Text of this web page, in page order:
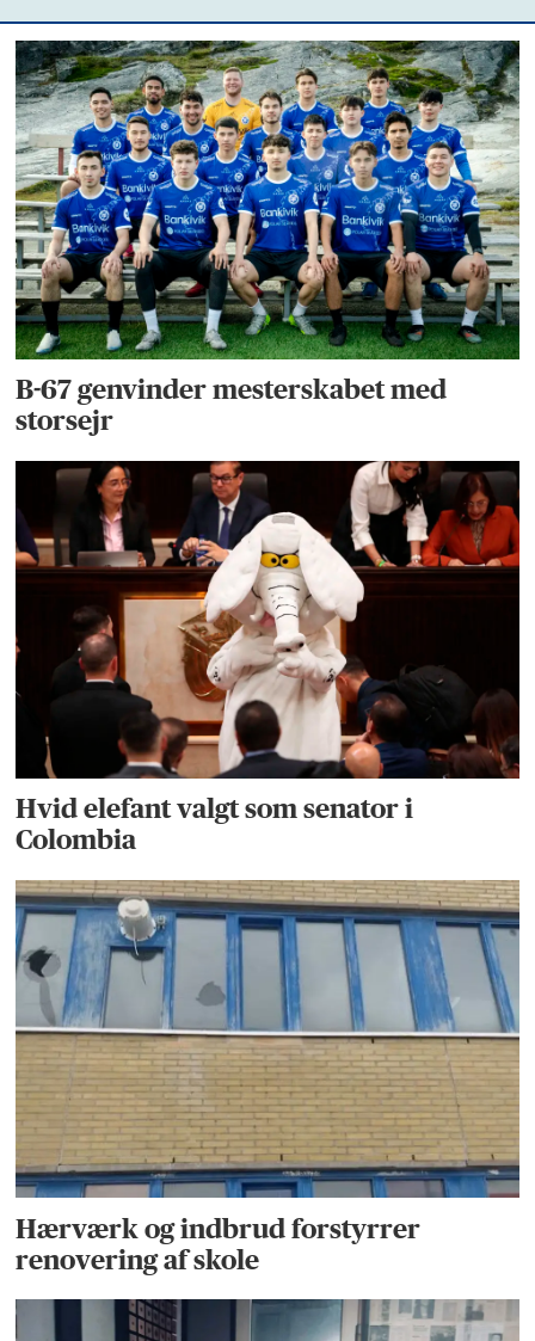
B-67 genvinder mesterskabet med
storsejr
Hvid elefant valgt som senator i
Colombia
Hærværk og indbrud forstyrrer
renovering af skole